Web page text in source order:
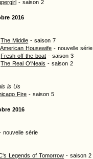
- saison 2
2016
The Middle - saison 7
American Housewife - nouvelle série
Fresh off the boat - saison 3
The Real O'Neals - saison 2
is Us
Fire - saison 5
2016
nouvelle série
Legends of Tomorrow - saison 2